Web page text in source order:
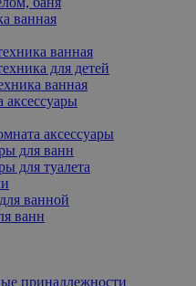
ванная
ванная
для детей
ванная
аксессуары
аксессуары
для ванн
для туалета
ванной
ванн
принадлежности